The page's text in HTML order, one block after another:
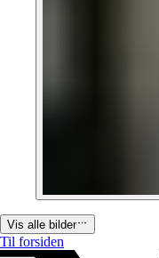
Vis alle bilder
Til forsiden